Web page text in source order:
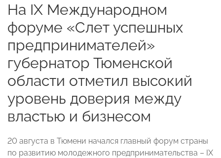
На IX Международном
форуме «Слет успешных
предпринимателей»
губернатор Тюменской
области отметил высокий
уровень доверия между
властью и бизнесом
20 августа в Тюмени начался главный форум страны
по развитию молодежного предпринимательства – IX